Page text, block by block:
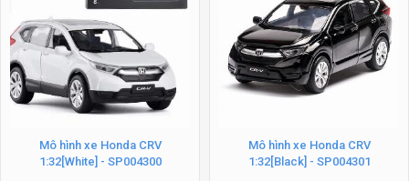
Mô hình xe Honda CRV
1:32[White] - SP004300
Mô hình xe Honda CRV
1:32[Black] - SP004301